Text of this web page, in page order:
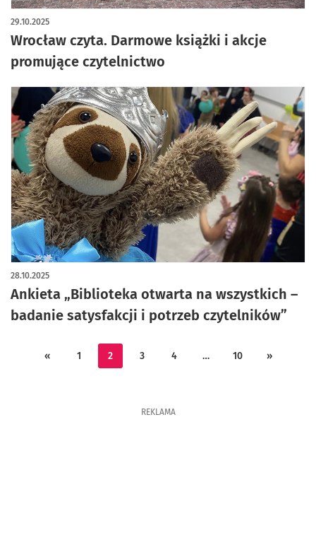
Wrocław czyta. Darmowe książki i akcje
promujące czytelnictwo
29.10.2025
artykuł z galerią zdjęć
Ankieta „Biblioteka otwarta na wszystkich –
badanie satysfakcji i potrzeb czytelników”
28.10.2025
« 1 2 3 4 … 10 »
REKLAMA